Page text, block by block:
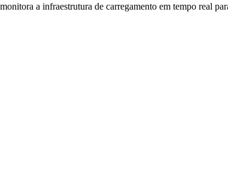
a infraestrutura de carregamento em tempo real